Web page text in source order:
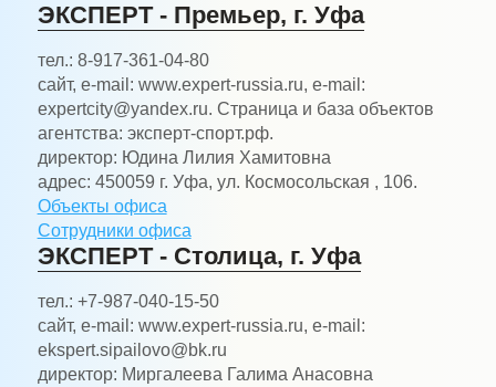
ЭКСПЕРТ - Премьер, г. Уфа
тел.: 8-917-361-04-80
сайт, e-mail: www.expert-russia.ru, e-mail:
expertcity@yandex.ru. Страница и база объектов
агентства: эксперт-спорт.рф.
директор: Юдина Лилия Хамитовна
адрес: 450059 г. Уфа, ул. Космосольская , 106.
Объекты офиса
Сотрудники офиса
ЭКСПЕРТ - Столица, г. Уфа
тел.: +7-987-040-15-50
сайт, e-mail: www.expert-russia.ru, e-mail:
ekspert.sipailovo@bk.ru
директор: Миргалеева Галима Анасовна